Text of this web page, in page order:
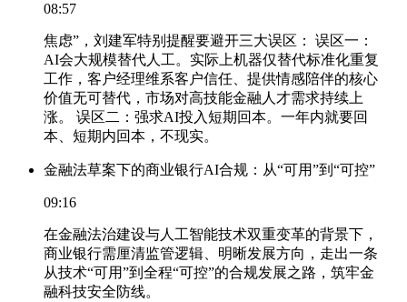
08:57
焦虑”，刘建军特别提醒要避开三大误区： 误区一：
AI会大规模替代人工。实际上机器仅替代标准化重复
工作，客户经理维系客户信任、提供情感陪伴的核心
价值无可替代，市场对高技能金融人才需求持续上
涨。 误区二：强求AI投入短期回本。一年内就要回
本、短期内回本，不现实。
金融法草案下的商业银行AI合规：从“可用”到“可控”
09:16
在金融法治建设与人工智能技术双重变革的背景下，
商业银行需厘清监管逻辑、明晰发展方向，走出一条
从技术“可用”到全程“可控”的合规发展之路，筑牢金
融科技安全防线。